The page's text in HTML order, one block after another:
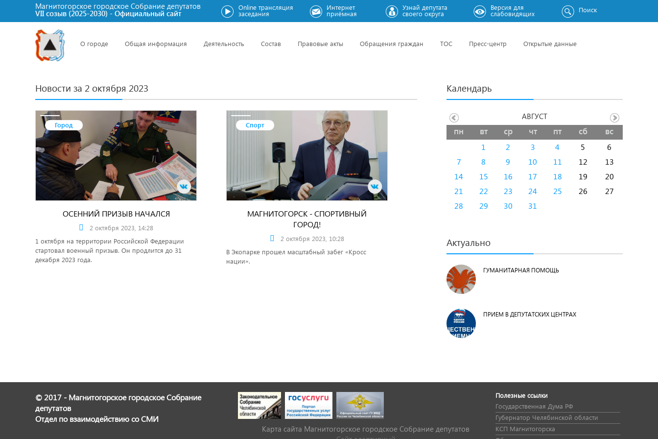
Магнитогорское городское Cобрание депутатов
VII созыв (2025-2030) - Официальный сайт
Online трансляция
заседания
Интернет
приёмная
Узнай депутата
своего округа
Версия для
слабовидящих Поиск
О городе Общая информация Деятельность Состав Правовые акты Обращения граждан ТОС Пресс-центр Открытые данные
Новости за 2 октября 2023
Город
ОСЕННИЙ ПРИЗЫВ НАЧАЛСЯ
2 октября 2023, 14:28
1 октября на территории Российской Федерации
стартовал военный призыв. Он продлится до 31
декабря 2023 года.
Спорт
МАГНИТОГОРСК - СПОРТИВНЫЙ
ГОРОД!
2 октября 2023, 10:28
В Экопарке прошел масштабный забег «Кросс
нации».
Календарь
пн вт ср чт пт сб вс
1 2 3 4 5
6
7
8 9 10 11 12
13
14
15 16 17 18 19
20
21
22 23 24 25 26
27
28
29 30 31
АВГУСТ
Актуально
ГУМАНИТАРНАЯ ПОМОЩЬ
ПРИЕМ В ДЕПУТАТСКИХ ЦЕНТРАХ
© 2017 - Магнитогорское городское Собрание
депутатов
Отдел по взаимодействию со СМИ
Карта сайта Магнитогорское городское Cобрание депутатов
Полезные ссылки
Государственная Дума РФ
Губернатор Челябинской области
КСП Магнитогорска